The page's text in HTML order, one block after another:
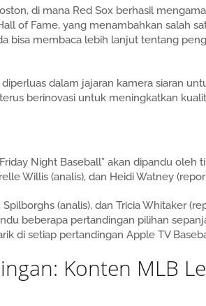
di mana Red Sox berhasil
of Fame, yang menambahkan salah
bisa membaca lebih lanjut tentang
dalam jajaran kamera siaran
berinovasi untuk meningkatkan
Night Baseball” akan dipandu oleh
Willis (analis), dan Heidi Watney
(analis), dan Tricia Whitaker
beberapa pertandingan pilihan
di setiap pertandingan Apple TV
Konten MLB